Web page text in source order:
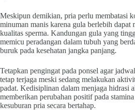
Meskipun demikian, pria perlu membatasi
minuman manis karena gula berlebih dapat
kualitas sperma. Kandungan gula yang
memicu peradangan dalam tubuh yang
buruk pada kesehatan jangka panjang.
Tetapkan pengingat pada ponsel agar
tetap terjaga meski sedang melakukan
padat. Kedisiplinan dalam menjaga hidrasi
memberikan perubahan positif pada stamina
kesuburan pria secara bertahap.